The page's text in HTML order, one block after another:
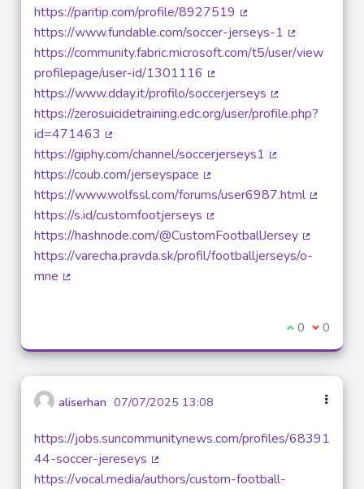
(Lien externe)
https://pantip.com/profile/8927519
(Lien externe)
https://www.fundable.com/soccer-jerseys-1
(Lien
https://community.fabric.microsoft.com/t5/user/view
profilepage/user-id/1301116
(Lien externe)
https://www.dday.it/profilo/soccerjerseys
(Lien externe)
https://zerosuicidetraining.edc.org/user/profile.php?
id=471463
(Lien externe)
https://giphy.com/channel/soccerjerseys1
https://coub.com/jerseyspace
(Lien externe)
https://www.wolfssl.com/forums/user6987.html
https://s.id/customfootjerseys
(Lien externe)
https://hashnode.com/@CustomFootballJersey
(Lien
https://varecha.pravda.sk/profil/footballjerseys/o-
mne
Je suis
0 Je ne
0
aliserhan 07/07/2025 13:08
https://jobs.suncommunitynews.com/profiles/68391
44-soccer-jereseys
(Lien externe)
https://vocal.media/authors/custom-football-